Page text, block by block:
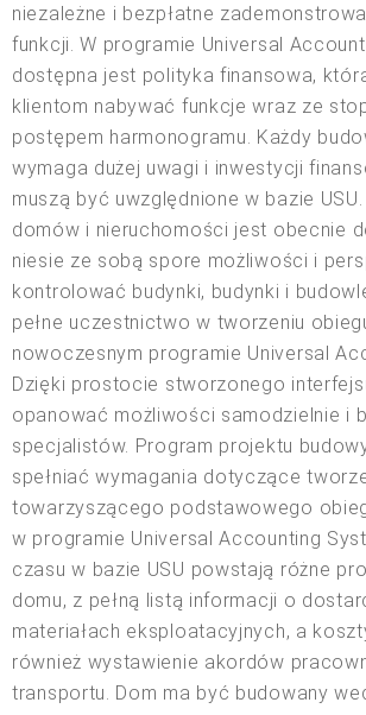
niezależne i bezpłatne
funkcji. W programie Universal
dostępna jest polityka finansowa,
klientom nabywać funkcje wraz ze
postępem harmonogramu. Każdy
wymaga dużej uwagi i inwestycji
muszą być uwzględnione w bazie
domów i nieruchomości jest obecnie
niesie ze sobą spore możliwości i
kontrolować budynki, budynki i
pełne uczestnictwo w tworzeniu
nowoczesnym programie Universal
Dzięki prostocie stworzonego
opanować możliwości samodzielnie i
specjalistów. Program projektu
spełniać wymagania dotyczące
towarzyszącego podstawowego
w programie Universal Accounting
czasu w bazie USU powstają różne
domu, z pełną listą informacji o
materiałach eksploatacyjnych, a
również wystawienie akordów
transportu. Dom ma być budowany